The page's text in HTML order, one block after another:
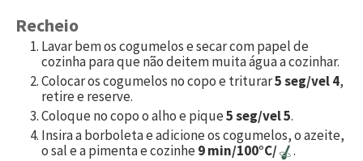
Recheio
Lavar bem os cogumelos e secar com papel de
cozinha para que não deitem muita água a cozinhar.
Colocar os cogumelos no copo e triturar5 seg/vel 4,
retire e reserve.
Coloque no copo o alho e pique5 seg/vel 5.
Insira a borboleta e adicione os cogumelos, o azeite,
o sal e a pimenta e cozinhe9 min/100°C/
.